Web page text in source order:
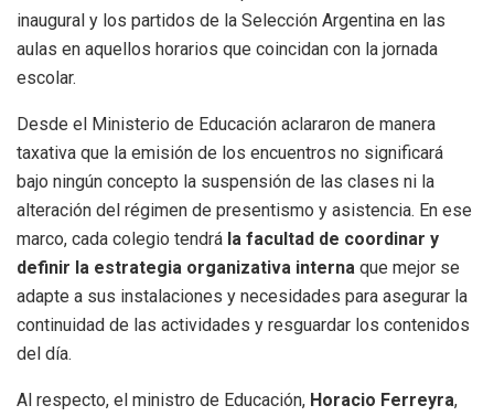
inaugural y los partidos de la Selección Argentina en las
aulas en aquellos horarios que coincidan con la jornada
escolar.
Desde el Ministerio de Educación aclararon de manera
taxativa que la emisión de los encuentros no significará
bajo ningún concepto la suspensión de las clases ni la
alteración del régimen de presentismo y asistencia. En ese
marco, cada colegio tendrá la facultad de coordinar y
definir la estrategia organizativa interna que mejor se
adapte a sus instalaciones y necesidades para asegurar la
continuidad de las actividades y resguardar los contenidos
del día.
Al respecto, el ministro de Educación, Horacio Ferreyra,